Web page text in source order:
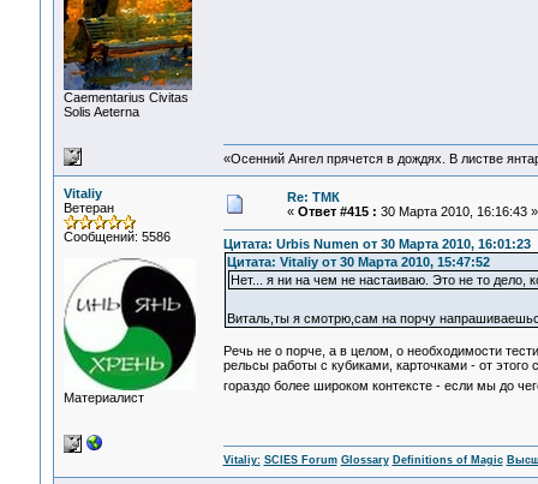
Сaementarius Civitas
Solis Aeterna
«Осенний Ангел прячется в дождях. В листве
Vitaliy
Ветеран
Сообщений: 5586
Материалист
Re: ТМК
« Ответ #415 : 30 Марта 2010, 16:16:43 »
Цитата: Urbis Numen от 30 Марта 2010, 16:01:23
Цитата: Vitaliy от 30 Марта 2010, 15:47:52
Нет... я ни на чем не настаиваю. Это не то дело,
Виталь,ты я смотрю,сам на порчу
Речь не о порче, а в целом, о необходимости
рельсы работы с кубиками, карточками - от
гораздо более широком контексте - если мы до
Vitaliy: SCIES Forum Glossary Definitions of Magic